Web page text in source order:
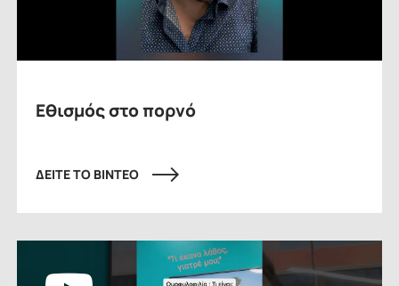
Εθισμός στο πορνό
ΔΕΙΤΕ ΤΟ ΒΙΝΤΕΟ